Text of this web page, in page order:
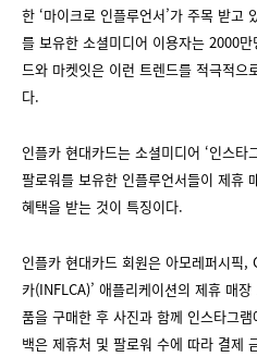
한 ‘마이크로 인플루언서’가 주목 받고
를 보유한 소셜미디어 이용자는 2000
드와 마켓잇은 이런 트렌드를 적극적으
다.
인플카 현대카드는 소셜미디어 ‘인스
팔로워를 보유한 인플루언서들이 제휴
혜택을 받는 것이 특징이다.
인플카 현대카드 회원은 아모레퍼시픽,
카(INFLCA)’ 애플리케이션의 제휴 매
품을 구매한 후 사진과 함께 인스타그
백은 제휴처 및 팔로워 수에 따라 결제